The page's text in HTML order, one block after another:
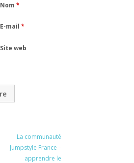
Nom*
E-mail*
Site web
La communauté
Jumpstyle France –
apprendre le